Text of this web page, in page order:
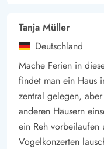
Tanja Müller
Deutschland
Mache Ferien in
findet man ein Haus
zentral gelegen,
anderen Häusern
ein Reh vorbeilaufen
Vogelkonzerten